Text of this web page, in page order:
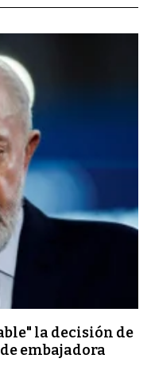
la decisión de
embajadora